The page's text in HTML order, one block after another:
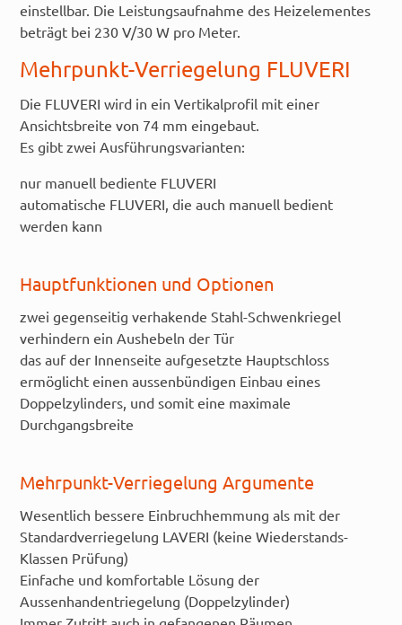
einstellbar. Die Leistungsaufnahme des Heizelementes
beträgt bei 230 V/30 W pro Meter.
Mehrpunkt-Verriegelung FLUVERI
Die FLUVERI wird in ein Vertikalprofil mit einer
Ansichtsbreite von 74 mm eingebaut.
Es gibt zwei Ausführungsvarianten:
nur manuell bediente FLUVERI
automatische FLUVERI, die auch manuell bedient
werden kann
Hauptfunktionen und Optionen
zwei gegenseitig verhakende Stahl-Schwenkriegel
verhindern ein Aushebeln der Tür
das auf der Innenseite aufgesetzte Hauptschloss
ermöglicht einen aussenbündigen Einbau eines
Doppelzylinders, und somit eine maximale
Durchgangsbreite
Mehrpunkt-Verriegelung Argumente
Wesentlich bessere Einbruchhemmung als mit der
Standardverriegelung LAVERI (keine Wiederstands-
Klassen Prüfung)
Einfache und komfortable Lösung der
Aussenhandentriegelung (Doppelzylinder)